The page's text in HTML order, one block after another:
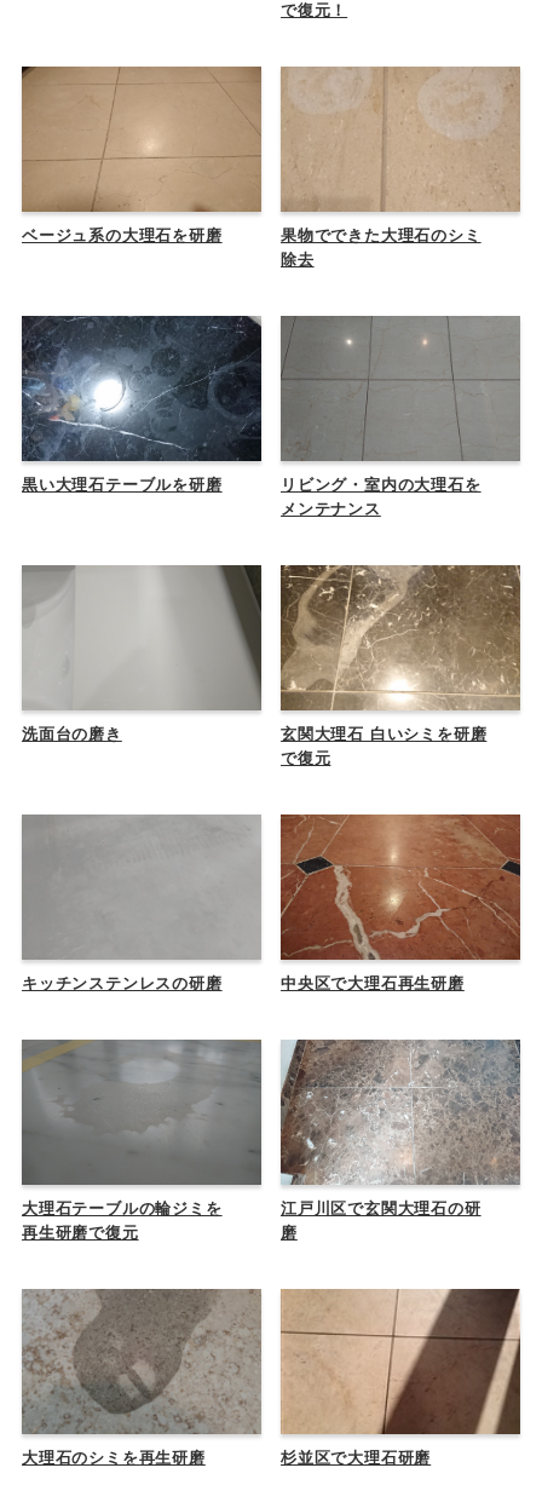
で復元！
ベージュ系の大理石を研磨
果物でできた大理石のシミ
除去
黒い大理石テーブルを研磨
リビング・室内の大理石を
メンテナンス
洗面台の磨き
玄関大理石 白いシミを研磨
で復元
キッチンステンレスの研磨 中央区で大理石再生研磨
大理石テーブルの輪ジミを
再生研磨で復元
江戸川区で玄関大理石の研
磨
大理石のシミを再生研磨 杉並区で大理石研磨